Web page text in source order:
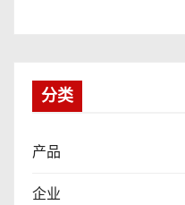
分类
产品
企业